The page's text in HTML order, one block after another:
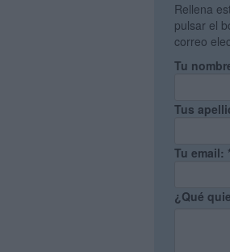
Rellena
pulsar el
correo
Tu
Tus
Tu email:
¿Qué